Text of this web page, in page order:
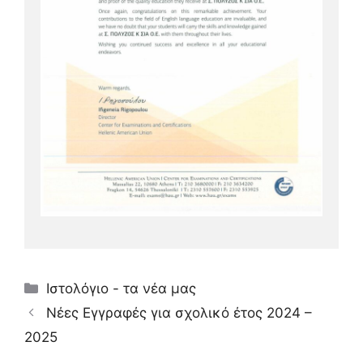
Κατηγορίες
Ιστολόγιο - τα νέα μας
Νέες Εγγραφές για σχολικό έτος 2024 –
2025